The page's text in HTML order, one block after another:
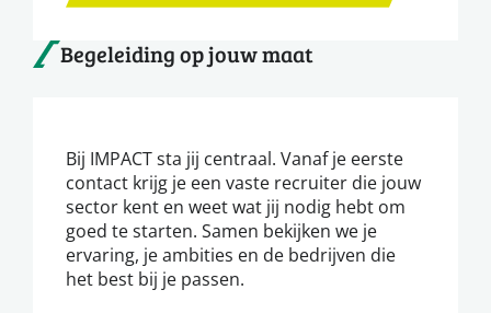
Begeleiding op jouw maat
Bij IMPACT sta jij centraal. Vanaf je eerste
contact krijg je een vaste recruiter die jouw
sector kent en weet wat jij nodig hebt om
goed te starten. Samen bekijken we je
ervaring, je ambities en de bedrijven die
het best bij je passen.